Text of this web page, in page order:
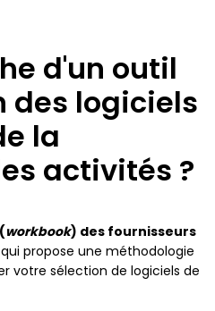
d'un outil
des logiciels
la
activités ?
workbook) des fournisseurs
propose une méthodologie
votre sélection de logiciels de